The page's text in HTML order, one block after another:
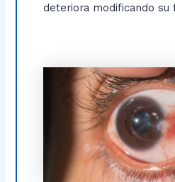
deteriora modificando